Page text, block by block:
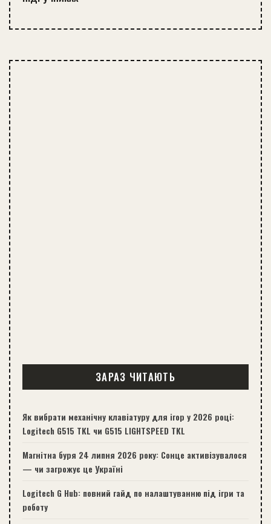
ЗАРАЗ ЧИТАЮТЬ
Як вибрати механічну клавіатуру для ігор у 2026 році:
Logitech G515 TKL чи G515 LIGHTSPEED TKL
Магнітна буря 24 липня 2026 року: Сонце активізувалося
— чи загрожує це Україні
Logitech G Hub: повний гайд по налаштуванню під ігри та
роботу